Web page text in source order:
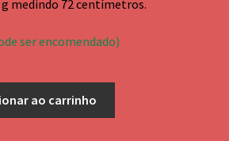
em metal
Atlante
medindo 72 centímetros.
ser encomendado)
ao carrinho